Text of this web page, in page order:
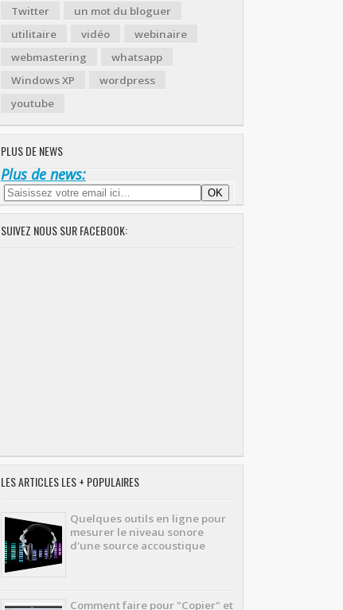
Twitter
un mot du bloguer
utilitaire
vidéo
webinaire
webmastering
whatsapp
Windows XP
wordpress
youtube
PLUS DE NEWS
Plus de news:
SUIVEZ NOUS SUR FACEBOOK:
LES ARTICLES LES + POPULAIRES
Quelques outils en ligne pour
mesurer le niveau sonore
d'une source accoustique
Comment faire pour "Copier" et